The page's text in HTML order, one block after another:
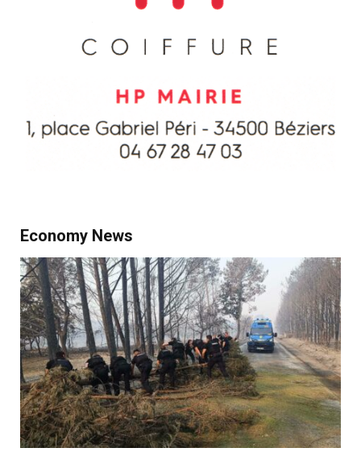
Economy News